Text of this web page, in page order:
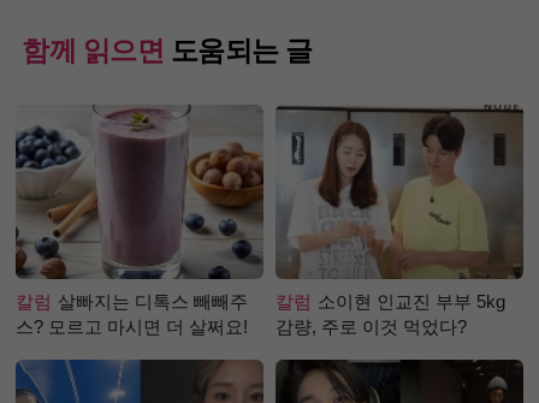
함께 읽으면 도움되는 글
칼럼 살빠지는 디톡스 빼빼주
스? 모르고 마시면 더 살쩌요!
칼럼 소이현 인교진 부부 5kg
감량, 주로 이것 먹었다?